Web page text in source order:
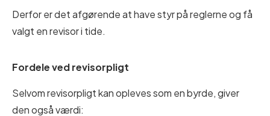
Derfor er det afgørende at have styr på reglerne og få
valgt en revisor i tide.
Fordele ved revisorpligt
Selvom revisorpligt kan opleves som en byrde, giver
den også værdi: